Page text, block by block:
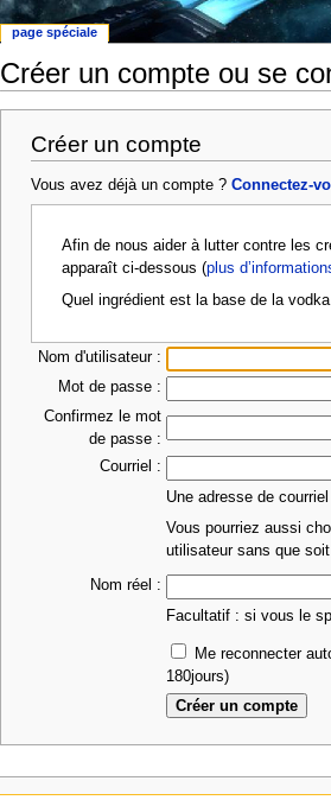
Créer un compte ou se
Créer un compte
Vous avez déjà un compte ?Connectez-
Afin de nous aider à lutter contre les
apparaît ci-dessous (plus
Quel ingrédient est la base de la
Nom d'utilisateur :
Mot de passe :
Confirmez le mot
de passe :
Courriel :
Une adresse de
Vous pourriez aussi
utilisateur sans que
Nom réel :
Facultatif : si vous le
Me reconnecter
180jours)
page spéciale